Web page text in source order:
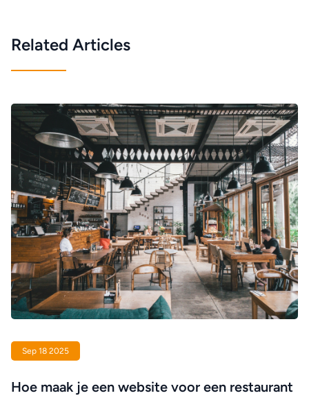
Related Articles
Sep 18 2025
Hoe maak je een website voor een restaurant